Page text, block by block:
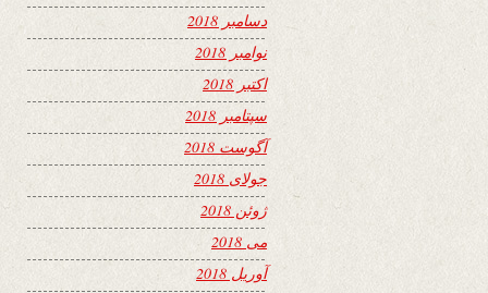
دسامبر 2018
نوامبر 2018
اکتبر 2018
سپتامبر 2018
آگوست 2018
جولای 2018
ژوئن 2018
می 2018
آوریل 2018